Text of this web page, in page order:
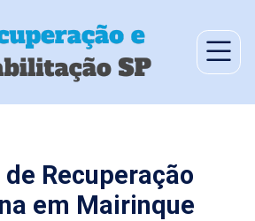
Recuperação
em Mairinque